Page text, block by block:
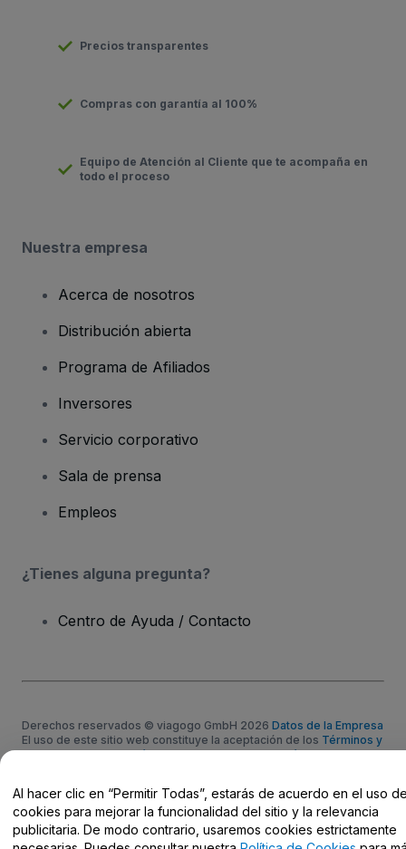
Precios transparentes
Compras con garantía al 100%
Equipo de Atención al Cliente que te acompaña en
todo el proceso
Nuestra empresa
Acerca de nosotros
Distribución abierta
Programa de Afiliados
Inversores
Servicio corporativo
Sala de prensa
Empleos
¿Tienes alguna pregunta?
Centro de Ayuda / Contacto
Derechos reservados © viagogo GmbH 2026 Datos de la Empresa
El uso de este sitio web constituye la aceptación de los Términos y
Condiciones, de laPolítica de Privacidad, de laPolítica de Cookies
No compartir mi información personal ni tus opciones de
privacidad
Al hacer clic en “Permitir Todas”, estarás de acuerdo en el uso
cookies para mejorar la funcionalidad del sitio y la relevancia
publicitaria. De modo contrario, usaremos cookies estrictamente